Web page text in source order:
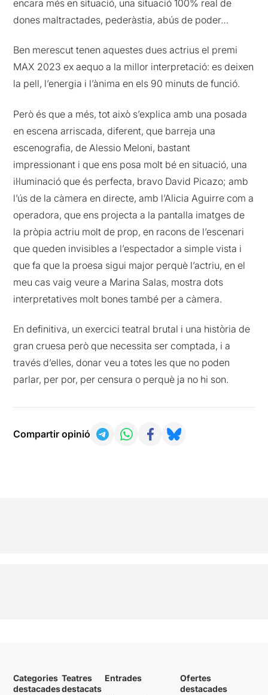
encara més en situació, una situació 100% real de
dones maltractades, pederàstia, abús de poder…
Ben merescut tenen aquestes dues actrius el premi
MAX 2023 ex aequo a la millor interpretació: es deixen
la pell, l’energia i l’ànima en els 90 minuts de funció.
Però és que a més, tot això s’explica amb una posada
en escena arriscada, diferent, que barreja una
escenografia, de Alessio Meloni, bastant
impressionant i que ens posa molt bé en situació, una
il·luminació que és perfecta, bravo David Picazo; amb
l’ús de la càmera en directe, amb l’Alicia Aguirre com a
operadora, que ens projecta a la pantalla imatges de
la pròpia actriu molt de prop, en racons de l’escenari
que queden invisibles a l’espectador a simple vista i
que fa que la proesa sigui major perquè l’actriu, en el
meu cas vaig veure a Marina Salas, mostra dots
interpretatives molt bones també per a càmera.
En definitiva, un exercici teatral brutal i una història de
gran cruesa però que necessita ser comptada, i a
través d’elles, donar veu a totes les que no poden
parlar, per por, per censura o perquè ja no hi son.
Compartir opinió
Categories
destacades
Teatres
destacats
Entrades
Ofertes
destacades